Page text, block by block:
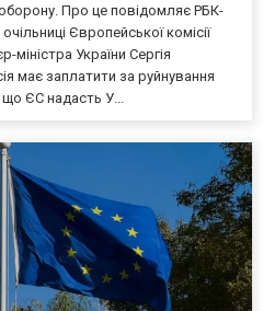
оборону. Про це повідомляє РБК-
Європейської комісії
України Сергія
має заплатити за руйнування
ЄС надасть У...